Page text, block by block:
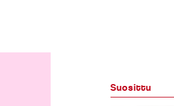
Suosittu